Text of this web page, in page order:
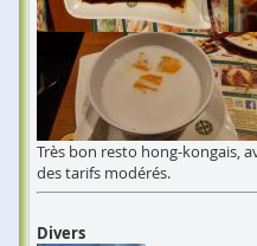
Très bon resto hong-kongais,
des tarifs modérés.
Divers